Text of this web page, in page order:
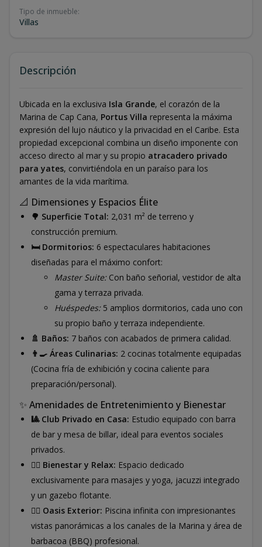
Tipo de inmueble:
Villas
Descripción
Ubicada en la exclusiva Isla Grande, el corazón de la
Marina de Cap Cana, Portus Villa representa la máxima
expresión del lujo náutico y la privacidad en el Caribe. Esta
propiedad excepcional combina un diseño imponente con
acceso directo al mar y su propio atracadero privado
para yates, convirtiéndola en un paraíso para los
amantes de la vida marítima.
📐 Dimensiones y Espacios Élite
🌳 Superficie Total: 2,031 m² de terreno y
construcción premium.
🛏️ Dormitorios: 6 espectaculares habitaciones
diseñadas para el máximo confort:
Master Suite: Con baño señorial, vestidor de alta
gama y terraza privada.
Huéspedes: 5 amplios dormitorios, cada uno con
su propio baño y terraza independiente.
🚿 Baños: 7 baños con acabados de primera calidad.
👨‍🍳 Áreas Culinarias: 2 cocinas totalmente equipadas
(Cocina fría de exhibición y cocina caliente para
preparación/personal).
✨ Amenidades de Entretenimiento y Bienestar
🎱 Club Privado en Casa: Estudio equipado con barra
de bar y mesa de billar, ideal para eventos sociales
privados.
🧘‍♂️ Bienestar y Relax: Espacio dedicado
exclusivamente para masajes y yoga, jacuzzi integrado
y un gazebo flotante.
🏊‍♂️ Oasis Exterior: Piscina infinita con impresionantes
vistas panorámicas a los canales de la Marina y área de
barbacoa (BBQ) profesional.